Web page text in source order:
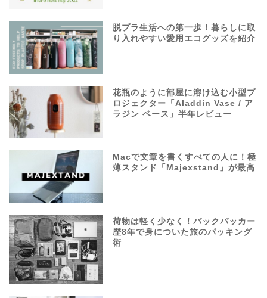
脱プラ生活への第一歩！暮らしに取
り入れやすい愛用エコグッズを紹介
花瓶のように部屋に溶け込む小型プ
ロジェクター「Aladdin Vase / ア
ラジン ベース」半年レビュー
Macで文章を書くすべての人に！極
薄スタンド「Majexstand」が最高
荷物は軽く少なく！バックパッカー
歴8年で身についた旅のパッキング
術